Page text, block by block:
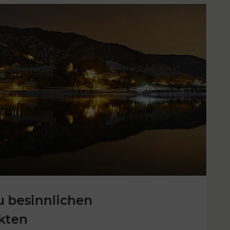
besinnlichen